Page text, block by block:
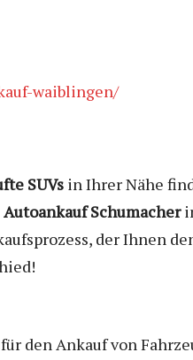
waiblingen/
SUVs in Ihrer Nähe
Autoankauf Schumacher
der Ihnen
den Ankauf von